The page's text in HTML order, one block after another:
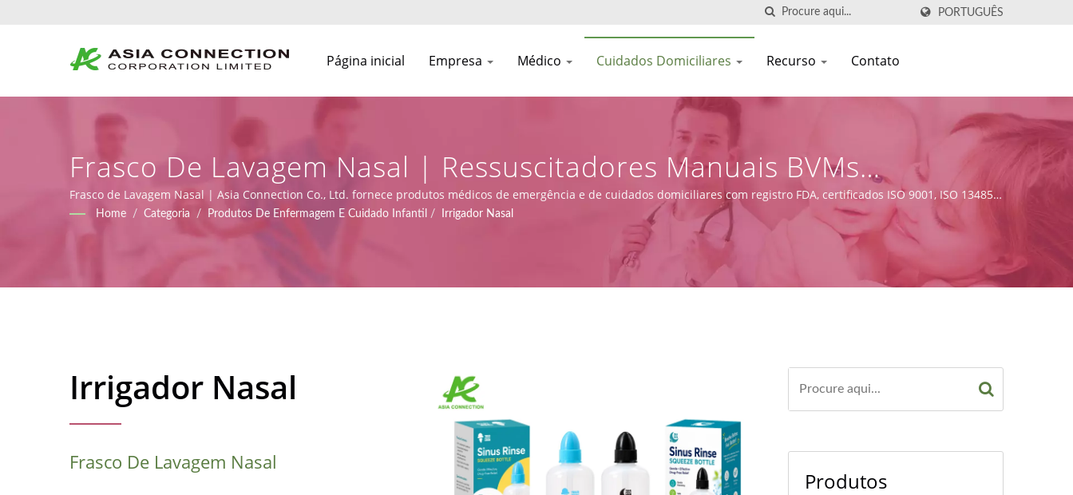
PORTUGUÊS
Página inicial Empresa Médico Cuidados Domiciliares Recurso Contato
Frasco De Lavagem Nasal | Ressuscitadores Manuais BVMs
Projetados Ergonomicamente | Asia Connection
Frasco de Lavagem Nasal | Asia Connection Co., Ltd. fornece produtos médicos de emergência e de cuidados domiciliares com registro FDA, certificados ISO 9001, ISO 13485 e
CE sob MDR (Regulamento (UE) 2017/745), juntamente com capacidades de design, OEM e fabricação.
Home / Categoria / Produtos De Enfermagem E Cuidado Infantil / Irrigador Nasal
Irrigador Nasal
Frasco De Lavagem Nasal
Produtos